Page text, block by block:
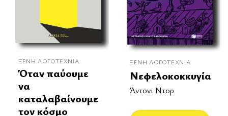
ΞΈΝΗ ΛΟΓΟΤΕΧΝΊΑ
Όταν παύουμε
να
καταλαβαίνουμε
τον κόσμο
ΞΈΝΗ ΛΟΓΟΤΕΧΝΊΑ
Νεφελοκοκκυγία
Άντονι Ντορ